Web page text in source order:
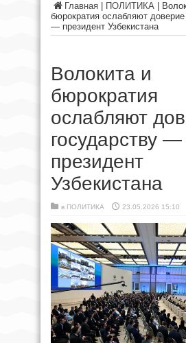
Главная ПОЛИТИКА
бюрократия ослабляют доверие
— президент Узбекистана
Волокита и
бюрократия
ослабляют
государству —
президент
Узбекистана
в ПОЛИТИКА 23.05.2026 15:10